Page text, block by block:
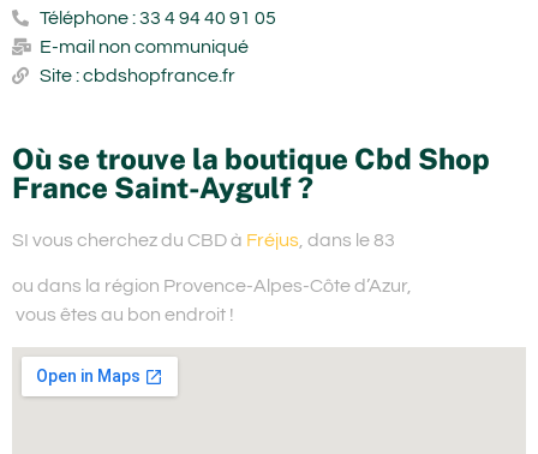
Téléphone : 33 4 94 40 91 05
E-mail non communiqué
Site : cbdshopfrance.fr
Où se trouve la boutique Cbd Shop
France Saint-Aygulf ?
SI vous cherchez du CBD à Fréjus , dans le 83
ou dans la région Provence-Alpes-Côte d’Azur,
vous êtes au bon endroit !